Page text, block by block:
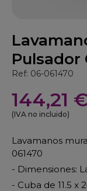
Pulsador
Ref: 06-061470
144,21
(IVA no incluido)
Lavamanos
061470
- Dimensiones:
- Cuba de 11.5 x